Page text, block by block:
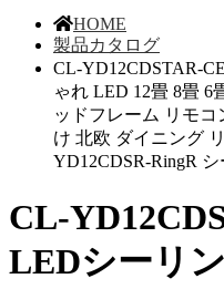
HOME
製品カタログ
CL-YD12CDSTAR-
ゃれ LED 12畳 8畳 6
ッドフレーム リモ
け 北欧 ダイニング
YD12CDSR-RingR
CL-
LEDシーリ